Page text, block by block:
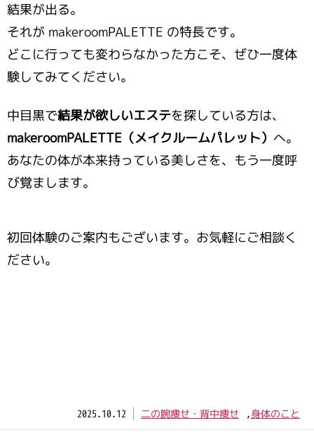
結果が出る。
それが makeroomPALETTE の特長です。
どこに行っても変わらなかった方こそ、ぜひ一度体
験してみてください。
中目黒で結果が欲しいエステを探している方は、
makeroomPALETTE（メイクルームパレット） へ。
あなたの体が本来持っている美しさを、もう一度呼
び覚まします。
初回体験のご案内もございます。お気軽にご相談く
ださい。
2025.10.12 二の腕痩せ・背中痩せ ,身体のこと